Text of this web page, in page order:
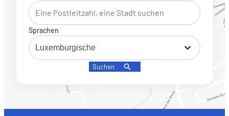
Sprachen
Suchen